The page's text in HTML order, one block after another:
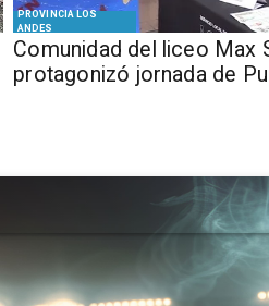
PROVINCIA LOS
ANDES
Comunidad del liceo Max
protagonizó jornada de